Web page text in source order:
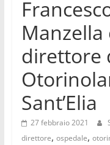
videonews
sempre
aggiornate
politica,
cronaca,
economia,
sport,
direttore
Sant’Elia
27 febbraio 2021
direttore, ospedale,